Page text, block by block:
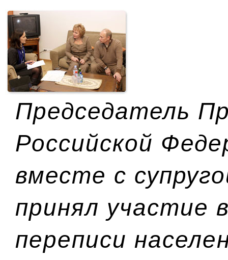
Председатель
Российской
вместе с
принял участие
переписи